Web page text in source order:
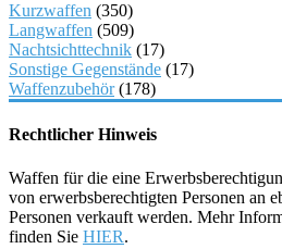
Kurzwaffen (350)
Langwaffen (509)
Nachtsichttechnik (17)
Sonstige Gegenstände (17)
Waffenzubehör(178)
Rechtlicher Hinweis
Waffen für die eine
von erwerbsberechtigten Personen an
Personen verkauft werden. Mehr
finden Sie HIER.